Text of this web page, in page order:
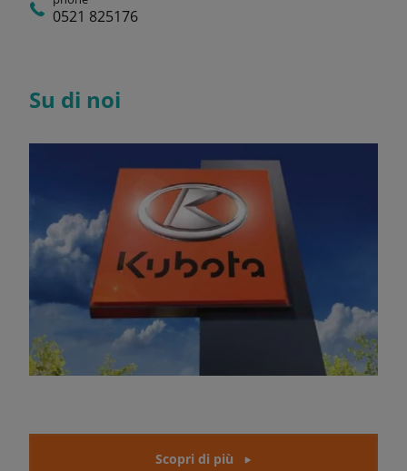
0521 825176
Su di noi
Scopri di più